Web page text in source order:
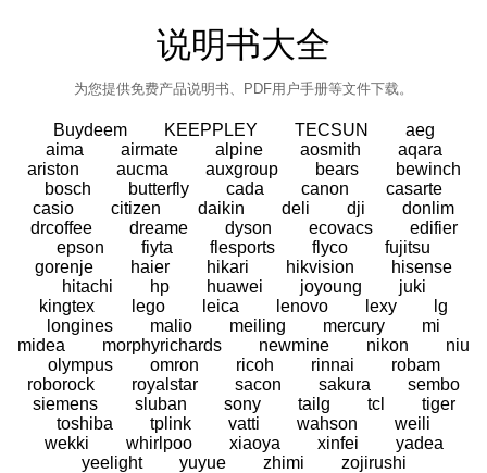
说明书大全
为您提供免费产品说明书、PDF用户手册等文件下载。
Buydeem KEEPPLEY TECSUN
aeg
aima
airmate alpine aosmith
aqara
ariston
aucma auxgroup bears
bewinch
bosch
butterfly cada canon
casarte
casio
citizen daikin deli dji
donlim
drcoffee
dreame dyson ecovacs
edifier
epson
fiyta flesports flyco
fujitsu
gorenje
haier hikari hikvision
hisense
hitachi
hp huawei joyoung
juki
kingtex
lego leica lenovo lexy
lg
longines
malio meiling mercury
mi
midea
morphyrichards newmine nikon
niu
olympus
omron ricoh rinnai
robam
roborock
royalstar sacon sakura
sembo
siemens
sluban sony tailg tcl
tiger
toshiba
tplink vatti wahson
weili
wekki
whirlpoo xiaoya xinfei
yadea
yeelight
yuyue zhimi zojirushi